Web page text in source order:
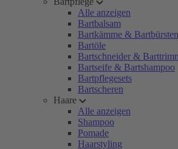
Alle anzeigen
Bartbalsam
Bartkämme & Bartbürsten
Bartöle
Bartschneider &
Bartseife & Bartshampoo
Bartpflegesets
Bartscheren
Haare
Alle anzeigen
Shampoo
Pomade
Haarstyling